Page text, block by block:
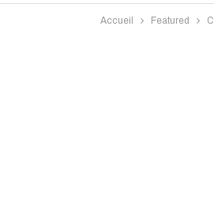
Accueil Featured